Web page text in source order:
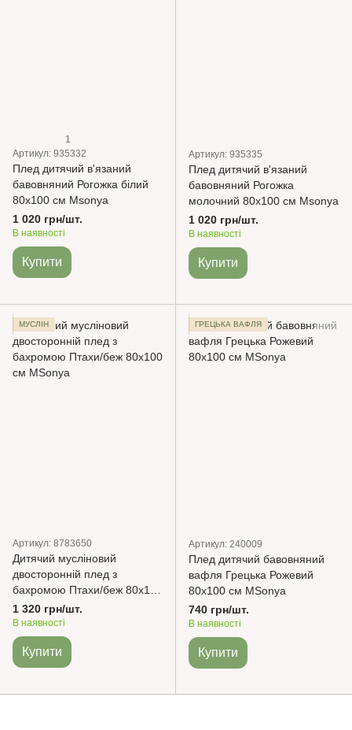
1
Артикул: 935332
Плед дитячий в'язаний
бавовняний Рогожка білий
80х100 см Msonya
1 020 грн/шт.
В наявності
Купити
Артикул: 935335
Плед дитячий в'язаний
бавовняний Рогожка
молочний 80х100 см Msonya
1 020 грн/шт.
В наявності
Купити
МУСЛІН
Артикул: 8783650
Дитячий мусліновий
двосторонній плед з
бахромою Птахи/беж 80х100
см MSonya
1 320 грн/шт.
В наявності
Купити
ГРЕЦЬКА ВАФЛЯ
Артикул: 240009
Плед дитячий бавовняний
вафля Грецька Рожевий
80х100 см MSonya
740 грн/шт.
В наявності
Купити